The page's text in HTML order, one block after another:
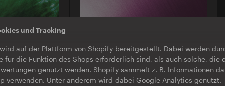
und Tracking
auf der Plattform von Shopify bereitgestellt. Dabei werden
für die Funktion des Shops erforderlich sind, als auch solche, die
genutzt werden. Shopify sammelt z. B. Informationen
verwenden. Unter anderem wird dabei Google Analytics genutzt.
Koski |
Inox Traxx | Love Letter
EP Download · Limited Edition